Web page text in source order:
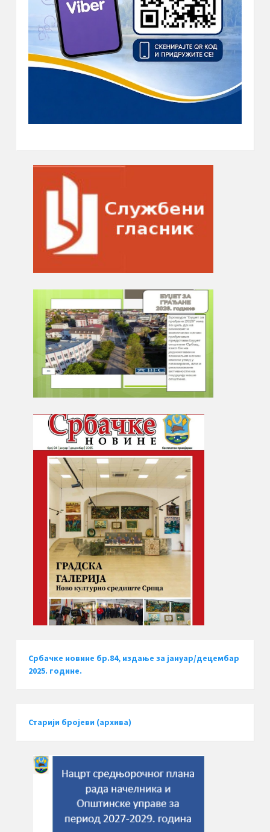
Србачке новине бр.84, издање за јануар/децембар
2025. године.
Старији бројеви (архива)